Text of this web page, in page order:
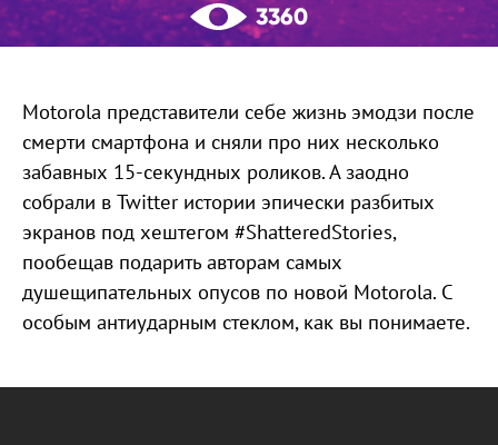
3360
Motorola представители себе жизнь эмодзи после
смерти смартфона и сняли про них несколько
забавных 15-секундных роликов. А заодно
собрали в Twitter истории эпически разбитых
экранов под хештегом #ShatteredStories,
пообещав подарить авторам самых
душещипательных опусов по новой Motorola. С
особым антиударным стеклом, как вы понимаете.